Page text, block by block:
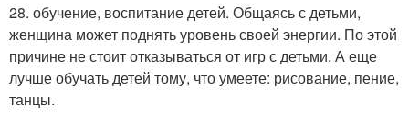
28. обучение, воспитание детей. Общаясь с детьми,
женщина может поднять уровень своей энергии. По этой
причине не стоит отказываться от игр с детьми. А еще
лучше обучать детей тому, что умеете: рисование, пение,
танцы.